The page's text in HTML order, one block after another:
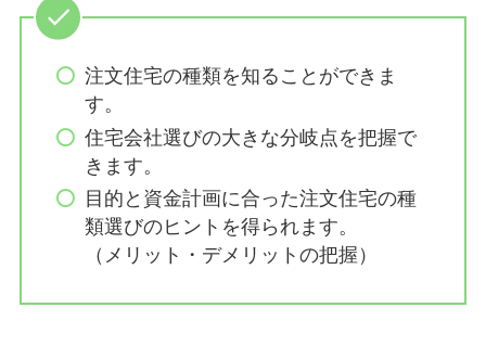
注文住宅の種類を知ることができま
す。
住宅会社選びの大きな分岐点を把握で
きます。
目的と資金計画に合った注文住宅の種
類選びのヒントを得られます。
（メリット・デメリットの把握）